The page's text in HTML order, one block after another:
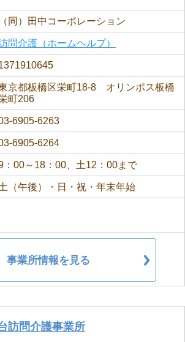
（同）田中コーポレーション
問介護（ホームヘルプ）
京都板橋区栄町18-8 オリンポス板橋
町206
6905-6263
6905-6264
：00～18：00、土12：00まで
（午後）・日・祝・年末年始
事業所情報を見る
訪問介護事業所